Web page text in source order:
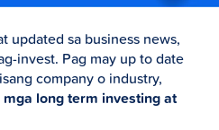
updated sa business news,
invest. Pag may up to date
company o industry,
long term investing at